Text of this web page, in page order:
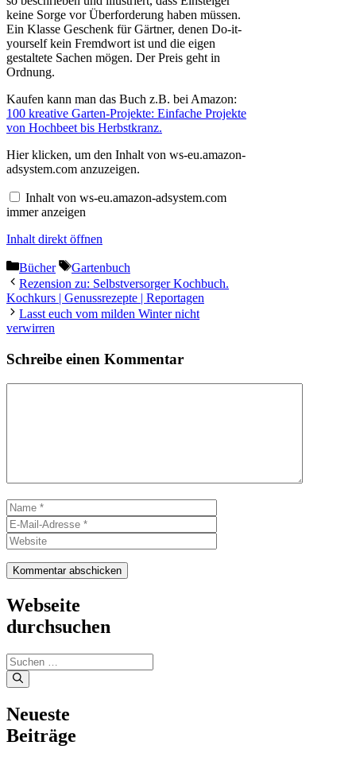
keine Sorge vor Überforderung haben müssen.
Ein Klasse Geschenk für Gärtner, denen Do-it-
yourself kein Fremdwort ist und die eigen
gestaltete Sachen mögen. Der Preis geht in
Ordnung.
Kaufen kann man das Buch z.B. bei Amazon:
100 kreative Garten-Projekte: Einfache Projekte
von Hochbeet bis Herbstkranz.
Inhalt
von
ws-
eu.amazon-
adsystem.com
anzeigen
Hier klicken, um den Inhalt von ws-eu.amazon-
adsystem.com anzuzeigen.
Inhalt von ws-eu.amazon-adsystem.com
immer anzeigen
Inhalt direkt öffnen
Kategorien
Bücher Schlagwörter
Gartenbuch
Rezension zu: Selbstversorger Kochbuch.
Kochkurs | Genussrezepte | Reportagen
Lasst euch vom milden Winter nicht
verwirren
Schreibe einen Kommentar
Name
Mail-
Adresse
Webseite
durchsuchen
Suchen
nach:
Neueste
Beiträge